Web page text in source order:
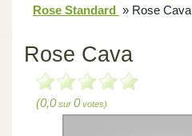
Rose Standard » Rose Cava
Rose Cava
(0,0sur 0votes)